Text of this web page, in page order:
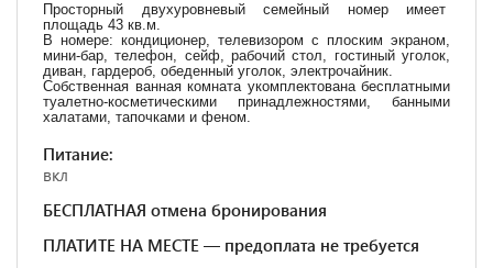
Просторный двухуровневый семейный номер имеет
площадь 43 кв.м.
В номере: кондиционер, телевизором с плоским экраном,
мини-бар, телефон, сейф, рабочий стол, гостиный уголок,
диван, гардероб, обеденный уголок, электрочайник.
Собственная ванная комната укомплектована бесплатными
туалетно-косметическими принадлежностями, банными
халатами, тапочками и феном.
Питание:
вкл
БЕСПЛАТНАЯ отмена бронирования
ПЛАТИТЕ НА МЕСТЕ — предоплата не требуется